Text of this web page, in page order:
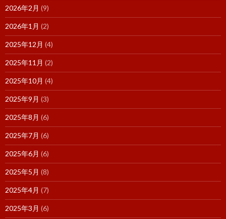
2026年2月 (9)
2026年1月 (2)
2025年12月 (4)
2025年11月 (2)
2025年10月 (4)
2025年9月 (3)
2025年8月 (6)
2025年7月 (6)
2025年6月 (6)
2025年5月 (8)
2025年4月 (7)
2025年3月 (6)